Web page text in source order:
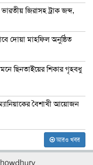
জিরাসহ ট্রাক জব্দ,
দোয়া মাহফিল অনুষ্ঠিত
ছিনতাইয়ের শিকার গৃহবধু
বৈশাখী আয়োজন
আরও খবর